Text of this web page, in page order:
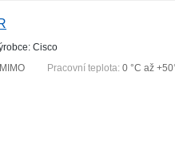
Cisco
Pracovní teplota: 0 °C až